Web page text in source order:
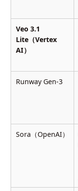
Veo 3.1
Lite（Vertex
AI）
Runway Gen-3
Sora（OpenAI）